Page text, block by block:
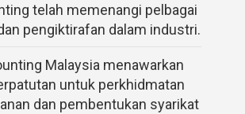
telah memenangi pelbagai
pengiktirafan dalam industri.
Malaysia menawarkan
untuk perkhidmatan
dan pembentukan syarikat